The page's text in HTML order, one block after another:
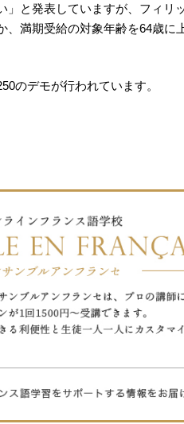
」と発表していますが、フィリ
、満期受給の対象年齢を64歳
のデモが行われています。